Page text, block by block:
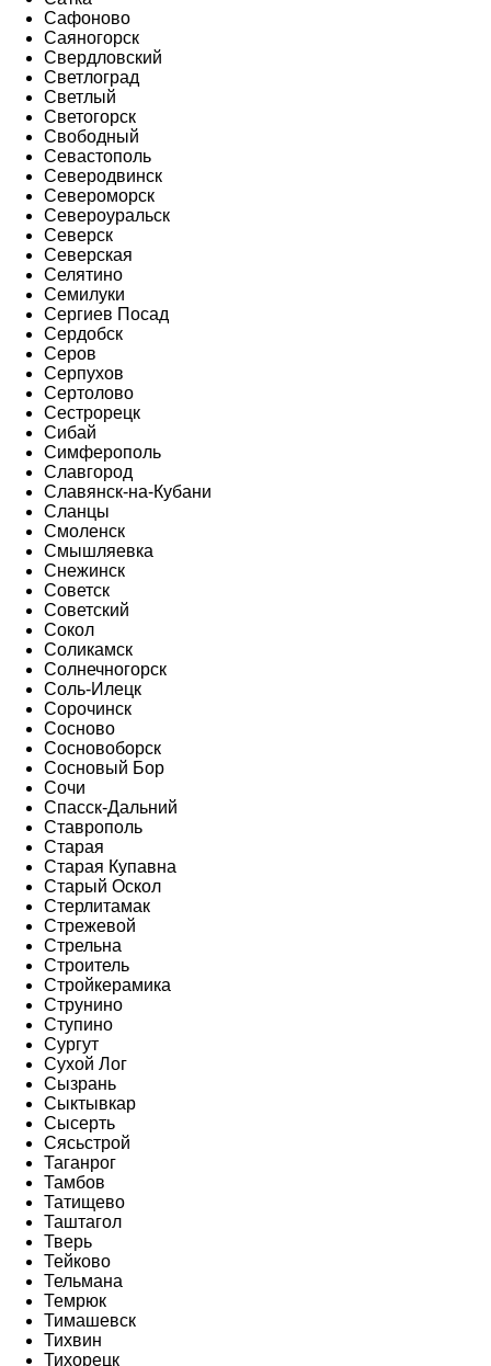
Сафоново
Саяногорск
Свердловский
Светлоград
Светлый
Светогорск
Свободный
Севастополь
Северодвинск
Североморск
Североуральск
Северск
Северская
Селятино
Семилуки
Сергиев Посад
Сердобск
Серов
Серпухов
Сертолово
Сестрорецк
Сибай
Симферополь
Славгород
Славянск-на-Кубани
Сланцы
Смоленск
Смышляевка
Снежинск
Советск
Советский
Сокол
Соликамск
Солнечногорск
Соль-Илецк
Сорочинск
Сосново
Сосновоборск
Сосновый Бор
Сочи
Спасск-Дальний
Ставрополь
Старая
Старая Купавна
Старый Оскол
Стерлитамак
Стрежевой
Стрельна
Строитель
Стройкерамика
Струнино
Ступино
Сургут
Сухой Лог
Сызрань
Сыктывкар
Сысерть
Сясьстрой
Таганрог
Тамбов
Татищево
Таштагол
Тверь
Тейково
Тельмана
Темрюк
Тимашевск
Тихвин
Тихорецк